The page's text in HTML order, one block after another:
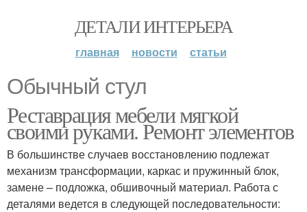
ДЕТАЛИ ИНТЕРЬЕРА
главная новости статьи
Обычный стул
Реставрация мебели мягкой
своими руками. Ремонт элементов
В большинстве случаев восстановлению подлежат
механизм трансформации, каркас и пружинный блок,
замене – подложка, обшивочный материал. Работа с
деталями ведется в следующей последовательности: